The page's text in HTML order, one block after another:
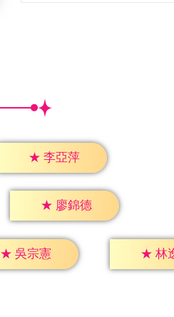
★ 李亞萍
★ 廖錦德
★ 吳宗憲 ★ 林